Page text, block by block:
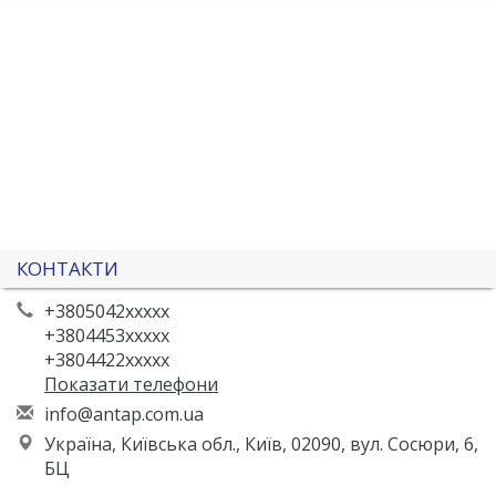
КОНТАКТИ
+3805042xxxxx
+3804453xxxxx
+3804422xxxxx
Показати телефони
info@antap.com.ua
Україна, Київська обл., Київ, 02090, вул. Сосюри, 6,
БЦ